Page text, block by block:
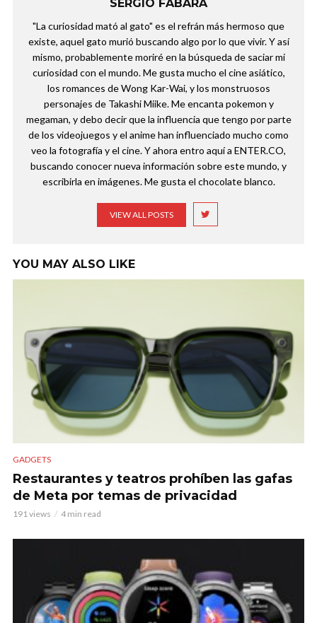
SERGIO FABARA
"La curiosidad mató al gato" es el refrán más hermoso que
existe, aquel gato murió buscando algo por lo que vivir. Y así
mismo, probablemente moriré en la búsqueda de saciar mi
curiosidad con el mundo. Me gusta mucho el cine asiático,
los romances de Wong Kar-Wai, y los monstruosos
personajes de Takashi Miike. Me encanta pokemon y
megaman, y debo decir que la influencia que tengo por parte
de los videojuegos y el anime han influenciado mucho como
veo la fotografía y el cine. Y ahora entro aquí a ENTER.CO,
buscando conocer nueva información sobre este mundo, y
escribirla en imágenes. Me gusta el chocolate blanco.
VIEW ALL POSTS
YOU MAY ALSO LIKE
GADGETS
Restaurantes y teatros prohíben las gafas
de Meta por temas de privacidad
191 views 4 min read